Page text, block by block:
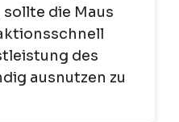
die Maus
des
ausnutzen zu